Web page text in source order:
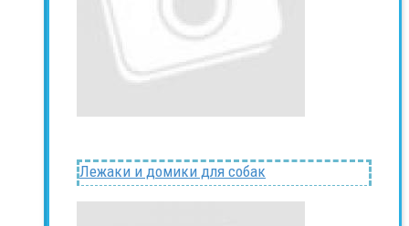
Лежаки и домики для собак